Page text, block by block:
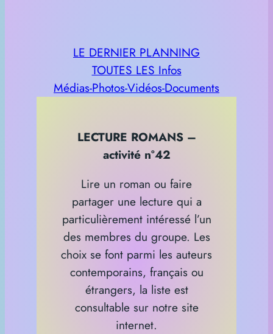
LE DERNIER PLANNING
TOUTES LES Infos
Médias-Photos-Vidéos-Documents
LECTURE ROMANS –
activité n°42
Lire un roman ou faire
partager une lecture qui a
particulièrement intéressé l’un
des membres du groupe. Les
choix se font parmi les auteurs
contemporains, français ou
étrangers, la liste est
consultable sur notre site
internet.